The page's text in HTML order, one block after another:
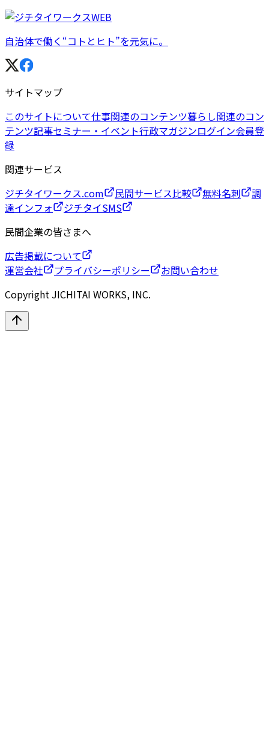
自治体で働く“コトとヒト”を元気に。
サイトマップ
このサイトについて仕事関連のコンテンツ暮らし関連のコン
テンツ記事セミナー・イベント行政マガジンログイン会員登
録
関連サービス
ジチタイワークス.com
民間サービス比較 無料名刺
調
達インフォ
ジチタイSMS
民間企業の皆さまへ
広告掲載について
運営会社
プライバシーポリシー
お問い合わせ
Copyright JICHITAI WORKS, INC.